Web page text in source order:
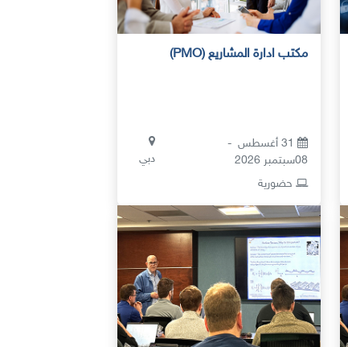
مكتب ادارة المشاريع (PMO)
31 أغسطس -
08سبتمبر 2026
دبي
حضورية